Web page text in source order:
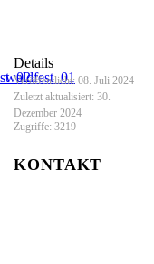
Details
Veröffentlicht: 08. Juli 2024
Zuletzt aktualisiert: 30.
Dezember 2024
Zugriffe: 3219
KONTAKT